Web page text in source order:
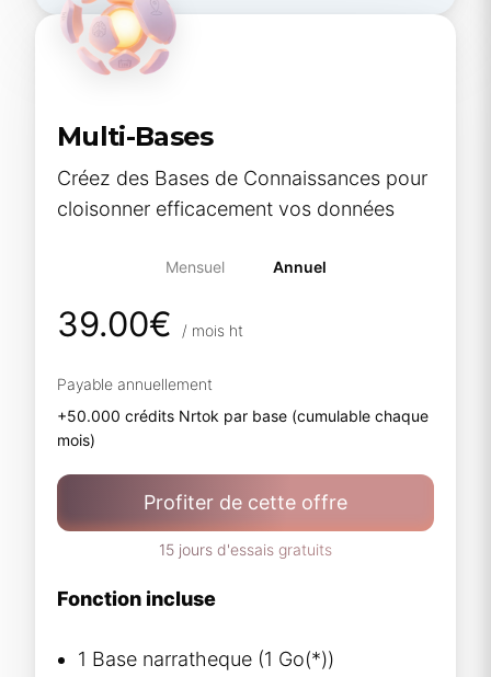
Multi-Bases
Créez des Bases de Connaissances pour
cloisonner efficacement vos données
Mensuel Annuel
39.00€ / mois ht
Payable annuellement
+50.000 crédits Nrtok par base (cumulable chaque
mois)
Profiter de cette offre
15 jours d'essais gratuits
Fonction incluse
1 Base narratheque (1 Go(*))